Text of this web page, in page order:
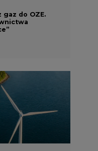
gaz do OZE.